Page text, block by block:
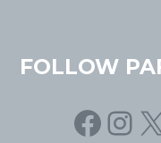
FOLLOW
X